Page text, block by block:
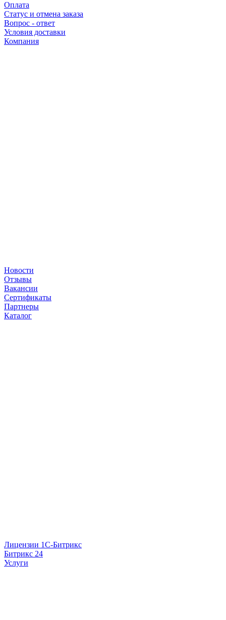
Оплата
Статус и отмена заказа
Вопрос - ответ
Условия доставки
Компания
Новости
Отзывы
Вакансии
Сертификаты
Партнеры
Каталог
Лицензии 1С-Битрикс
Битрикс 24
Услуги